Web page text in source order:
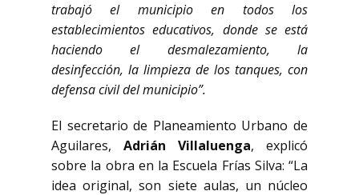
trabajó el municipio en todos los
establecimientos educativos, donde se está
haciendo el desmalezamiento, la
desinfección, la limpieza de los tanques, con
defensa civil del municipio”.
El secretario de Planeamiento Urbano de
Aguilares, Adrián Villaluenga, explicó
sobre la obra en la Escuela Frías Silva: “La
idea original, son siete aulas, un núcleo